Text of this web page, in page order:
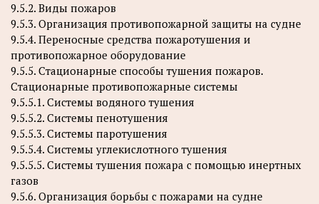
9.5.2. Виды пожаров
9.5.3. Организация противопожарной защиты на судне
9.5.4. Переносные средства пожаротушения и
противопожарное оборудование
9.5.5. Стационарные способы тушения пожаров.
Стационарные противопожарные системы
9.5.5.1. Системы водяного тушения
9.5.5.2. Системы пенотушения
9.5.5.3. Системы паротушения
9.5.5.4. Системы углекислотного тушения
9.5.5.5. Системы тушения пожара с помощью инертных
газов
9.5.6. Организация борьбы с пожарами на судне